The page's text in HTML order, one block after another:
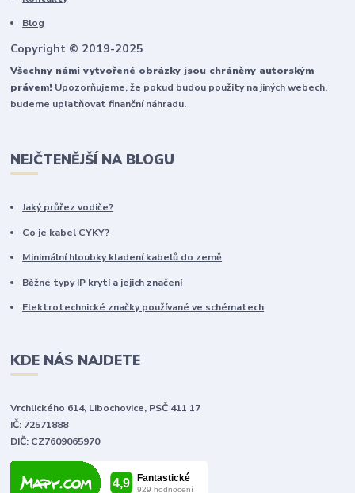
Blog
Copyright © 2019-2025
Všechny námi vytvořené obrázky jsou chráněny autorským
právem! Upozorňujeme, že pokud budou použity na jiných webech,
budeme uplatňovat finanční náhradu.
NEJČTENĚJŠÍ NA BLOGU
Jaký průřez vodiče?
Co je kabel CYKY?
Minimální hloubky kladení kabelů do země
Běžné typy IP krytí a jejich značení
Elektrotechnické značky používané ve schématech
KDE NÁS NAJDETE
Vrchlického 614, Libochovice, PSČ 411 17
IČ: 72571888
DIČ: CZ7609065970